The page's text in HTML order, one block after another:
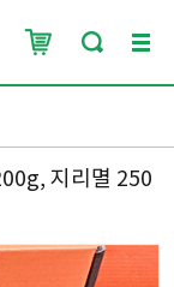
지리멸 250